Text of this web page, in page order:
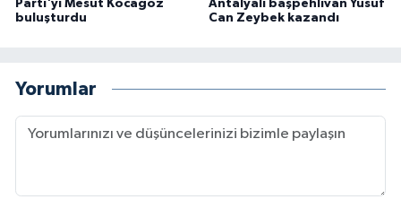
Parti'yi Mesut Kocagöz
buluşturdu
Antalyalı başpehlivan Yusuf
Can Zeybek kazandı
Yorumlar